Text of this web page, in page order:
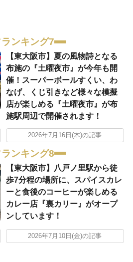
ランキング7
【東大阪市】夏の風物詩となる
布施の『土曜夜市』が今年も開
催！スーパーボールすくい、わ
なげ、くじ引きなど様々な模擬
店が楽しめる『土曜夜市』が布
施駅周辺で開催されます！
2026年7月16日(木)の記事
ランキング8
【東大阪市】八戸ノ里駅から徒
歩7分程の場所に、スパイスカレ
ーと食後のコーヒーが楽しめる
カレー店『裏カリー』がオープ
ンしています！
2026年7月10日(金)の記事